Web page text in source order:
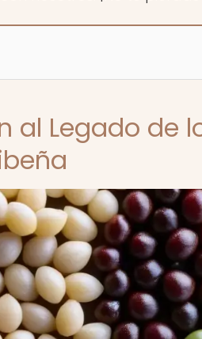
al Legado de